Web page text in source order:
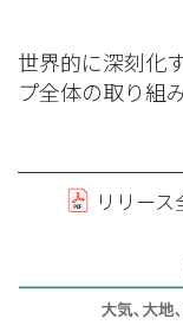
世界的に深刻化
プ全体の取り組
リリース